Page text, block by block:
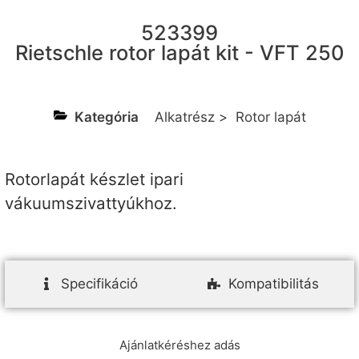
523399
Rietschle rotor lapát kit - VFT 250
Kategória Alkatrész > Rotor lapát
Rotorlapát készlet ipari
vákuumszivattyúkhoz.
Specifikáció Kompatibilitás
Ajánlatkéréshez adás